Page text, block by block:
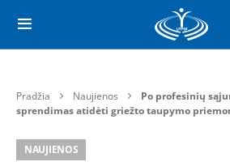
Pradžia Naujienos
Po profesinių
sprendimas atidėti griežto taupymo
NAUJIENOS